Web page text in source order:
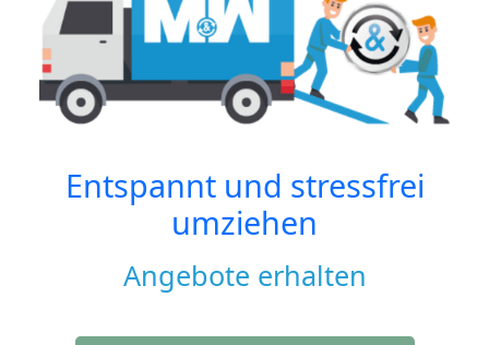
Entspannt und stressfrei
umziehen
Angebote erhalten